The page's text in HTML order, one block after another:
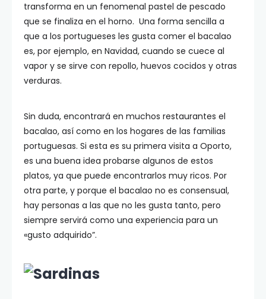
transforma en un fenomenal pastel de pescado
que se finaliza en el horno. Una forma sencilla a
que a los portugueses les gusta comer el bacalao
es, por ejemplo, en Navidad, cuando se cuece al
vapor y se sirve con repollo, huevos cocidos y otras
verduras.
Sin duda, encontrará en muchos restaurantes el
bacalao, así como en los hogares de las familias
portuguesas. Si esta es su primera visita a Oporto,
es una buena idea probarse algunos de estos
platos, ya que puede encontrarlos muy ricos. Por
otra parte, y porque el bacalao no es consensual,
hay personas a las que no les gusta tanto, pero
siempre servirá como una experiencia para un
«gusto adquirido”.